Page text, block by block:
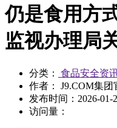
仍是食用方
监视办理局
分类：
食品安全资
作者： J9.COM集团
发布时间： 2026-01-
访问量：